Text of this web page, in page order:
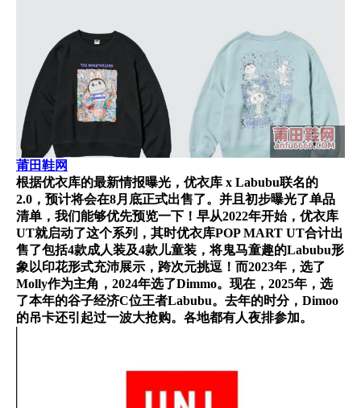
莆田鞋网
根据优衣库的最新情报曝光，优衣库 x Labubu联名的
2.0，预计将会在8月底正式出售了。并且初步曝光了单品
清单，我们能够优先预览一下！早从2022年开始，优衣库
UT就启动了这个系列，其时优衣库POP MART UT合计出
售了包括4款成人装及4款儿童装，将鬼马童趣的Labubu形
象以印花形式充沛展示，跨次元挑逗！而2023年，选了
Molly作为主角，2024年选了Dimmo。现在，2025年，选
了本年的谷子经济C位王者Labubu。去年的时分，Dimoo
的吊卡还引起过一波大抢购。各地都有人夜排参加。